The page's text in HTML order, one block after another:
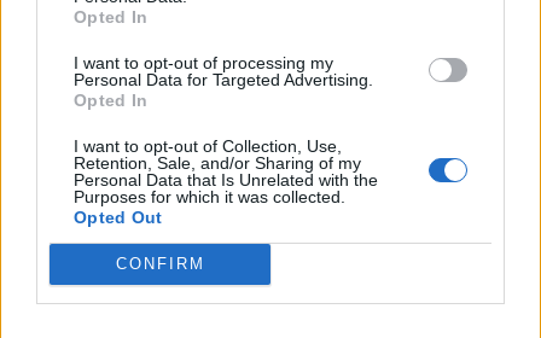
Opted In
I want to opt-out of processing my
Personal Data for Targeted Advertising.
Opted In
I want to opt-out of Collection, Use,
Retention, Sale, and/or Sharing of my
Personal Data that Is Unrelated with the
Purposes for which it was collected.
Opted Out
CONFIRM
Λέσβου και θα διαρκέσει
Ιουνίου μέχρι την Κυριακή 6 Ιουλίου.
Δείτε περισσότερα άρθρα μας στα αποτελέσματα
αναζήτησης
Add stonisi.gr on Google ↗